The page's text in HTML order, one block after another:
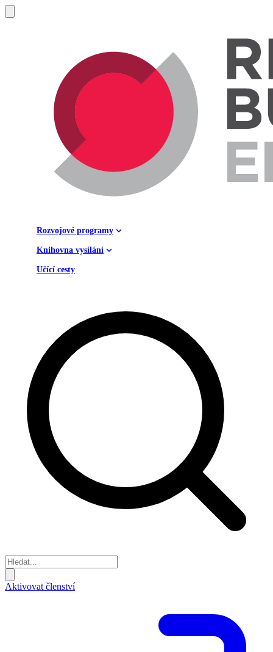
Rozvojové programy
Knihovna vysílání
Učící cesty
Aktivovat členství